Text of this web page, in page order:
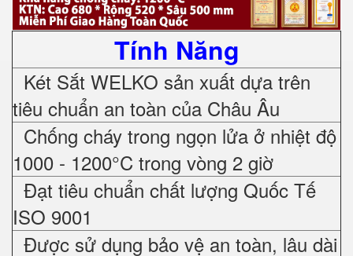
Tính Năng
Két Sắt WELKO sản xuất dựa trên
tiêu chuẩn an toàn của Châu Âu
Chống cháy trong ngọn lửa ở nhiệt độ
1000 - 1200°C trong vòng 2 giờ
Đạt tiêu chuẩn chất lượng Quốc Tế
ISO 9001
Được sử dụng bảo vệ an toàn, lâu dài